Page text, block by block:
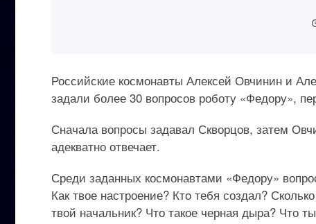
Российские космонавты Алексей Овчинин и
задали более 30 вопросов роботу «Федору»,
Сначала вопросы задавал Скворцов, затем
адекватно отвечает.
Среди заданных космонавтами «Федору»
Как твое настроение? Кто тебя создал?
твой начальник? Что такое черная дыра? Что